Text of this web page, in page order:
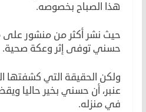
هذا الصباح بخصوصه.
حيث نشر أكثر من منشور
حسني توفى إثر وعكة صحية.
ولكن الحقيقة التي كشفتها
عنبر، أن حسني بخير حاليا
في منزله.